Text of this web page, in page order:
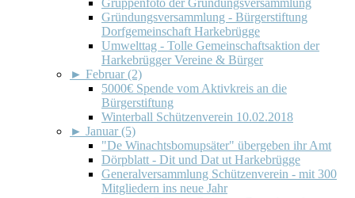
Gruppenfoto der Gründungsversammlung
Gründungsversammlung - Bürgerstiftung
Dorfgemeinschaft Harkebrügge
Umwelttag - Tolle Gemeinschaftsaktion der
Harkebrügger Vereine & Bürger
► Februar (2)
5000€ Spende vom Aktivkreis an die
Bürgerstiftung
Winterball Schützenverein 10.02.2018
► Januar (5)
"De Winachtsbomupsäter" übergeben ihr Amt
Dörpblatt - Dit und Dat ut Harkebrügge
Generalversammlung Schützenverein - mit 300
Mitgliedern ins neue Jahr